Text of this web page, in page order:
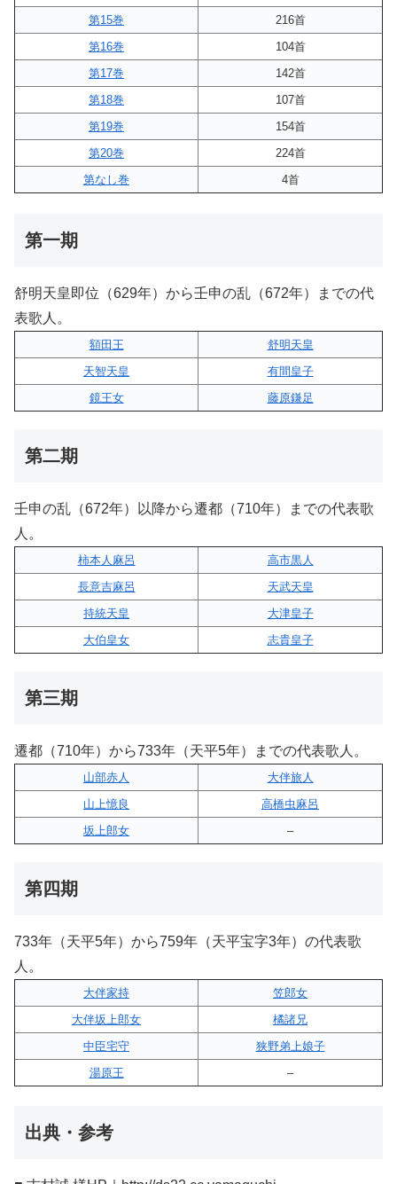
第15巻
216首
第16巻
104首
第17巻
142首
第18巻
107首
第19巻
154首
第20巻
224首
第なし巻
4首
第一期
舒明天皇即位（629年）から壬申の乱（672年）までの代
表歌人。
額田王
舒明天皇
天智天皇
有間皇子
鏡王女
藤原鎌足
第二期
壬申の乱（672年）以降から遷都（710年）までの代表歌
人。
柿本人麻呂
高市黒人
長意吉麻呂
天武天皇
持統天皇
大津皇子
大伯皇女
志貴皇子
第三期
遷都（710年）から733年（天平5年）までの代表歌人。
山部赤人
大伴旅人
山上憶良
高橋虫麻呂
坂上郎女
–
第四期
733年（天平5年）から759年（天平宝字3年）の代表歌
人。
大伴家持
笠郎女
大伴坂上郎女
橘諸兄
中臣宅守
狭野弟上娘子
湯原王
–
出典・参考